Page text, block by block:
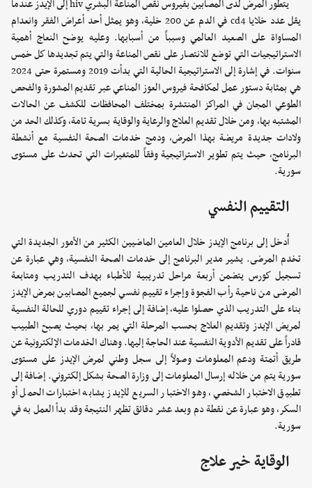
يتطور المرض لدى المصابين بفيروس نقص المناعة البشري hiv إلى الإيدز عندما
يقل عدد خلايا cd4 في الدم عن 200 خلية، وهو يمثل أحد أعراض الفقر وانعدام
المساواة على الصعيد العالمي وسبباً من أسبابها. وعليه يوضح النعاج أهمية
الاستراتيجيات التي توضع للانتصار على نقص المناعة والتي يتم تجديدها كل خمس
سنوات. في إشارة إلى الاستراتيجية الحالية التي بدأت 2019 ومستمرة حتى 2024
هي بمثابة دستور عمل لمكافحة فيروس العوز المناعي عبر تقديم المشورة والفحص
الطوعي المجان في المراكز المنتشرة بمختلف المحافظات للكشف عن الحالات
المشتبه بها، ومن خلال تقديم العلاج والرعاية والوقاية بسرية تامة، وكذلك الحد من
ولادات جديدة مريضة بهذا المرض، ودمج خدمات الصحة النفسية مع أنشطة
البرنامج، حيث يتم تطوير الاستراتيجية وفقاً للمتغيرات التي تحدث على مستوى
سورية.
التقييم النفسي
أُدخل إلى برنامج الإيدز خلال العامين الماضيين الكثير من الأمور الجديدة التي
تخدم المرضى. يشير مدير البرنامج إلى خدمات الصحة النفسية، وهي عبارة عن
تسجيل كورس يتضمن أربعة مراحل تدريبية للأطباء بهدف التدريب ومتابعة
المرضى من ناحية رأب الفجوة وإجراء تقييم نفسي لجميع المصابين بمرض الإيدز
بناء على التدريب الذي حصلوا عليه، إضافة إلى إجراء تقييم دوري للحالة النفسية
لمريض الإيدز وتقديم العلاج بحسب المرحلة التي يمر بها، بحيث يصبح الطبيب
قادراً على تقديم الأدوية النفسية عند الحاجة إليها. وهناك الخدمات الإلكترونية عن
طريق أتمتة ودعم المعلومات وصولاً إلى سجل وطني لمرض الإيدز على مستوى
سورية يتم من خلاله إرسال المعلومات إلى وزارة الصحة بشكل إلكتروني. إضافة إلى
تطبيق الاختبار الشخصي، وهو الاختبار السريع للإيدز يشابه اختبارات الحمل أو
السكر، وهو عبارة عن نقطة دم وبعد عشر دقائق تظهر النتيجة وقد بدأ العمل به في
سورية.
الوقاية خير علاج